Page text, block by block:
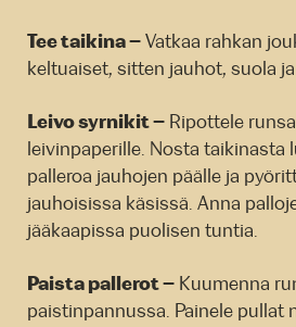
Tee taikina – Vatkaa rahkan
keltuaiset, sitten jauhot, suola
Leivo syrnikit – Ripottele
leivinpaperille. Nosta taikinasta
palleroa jauhojen päälle ja
jauhoisissa käsissä. Anna
jääkaapissa puolisen tuntia.
Paista pallerot – Kuumenna
paistinpannussa. Painele pullat